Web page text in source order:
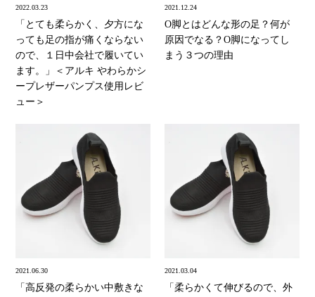
2022.03.23
「とても柔らかく、夕方にな
っても足の指が痛くならない
ので、１日中会社で履いてい
ます。」＜アルキ やわらかシ
ープレザーパンプス使用レビ
ュー＞
2021.12.24
O脚とはどんな形の足？何が
原因でなる？O脚になってし
まう３つの理由
2021.06.30
「高反発の柔らかい中敷きな
2021.03.04
「柔らかくて伸びるので、外